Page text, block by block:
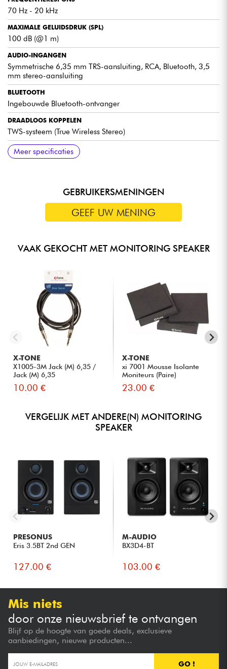
70 Hz - 20 kHz
MAXIMALE GELUIDSDRUK (SPL)
100 dB (@1 m)
AUDIO-INGANGEN
Symmetrische 6,35 mm TRS-aansluiting, RCA, Bluetooth, 3,5
mm stereo-aansluiting
BLUETOOTH
Ingebouwde Bluetooth-ontvanger
DRAADLOOS KOPPELEN
TWS-systeem (True Wireless Stereo)
UITGANGEN
Speaker OUT (actieve luidspreker)
INSTELLINGEN
Bas- en treble-regeling ±6dB
BEDIENING
AAN/UIT-knop en ingangskeuzeschakelaar
MEEGELEVERDE ACCESSOIRES
2 aansluitkabels en een netsnoer
AFMETINGEN (PER LUIDSPREKER)
241 x 163 x 179 mm
GEWICHT
9,9 kg (totaal)
Meer specificaties
GEBRUIKERSMENINGEN
GEEF UW MENING
VAAK GEKOCHT MET MONITORING SPEAKER
X-TONE
X1005-3M Jack (M) 6,35 /
Jack (M) 6,35
10.00 €
X-TONE
xi 7001 Mousse Isolante
Moniteurs (Paire)
23.00 €
VERGELIJK MET ANDERE(N) MONITORING
SPEAKER
PRESONUS
Eris 3.5BT 2nd GEN
127.00 €
M-AUDIO
BX3D4-BT
103.00 €
Mis niets
door onze nieuwsbrief te ontvangen
Blijf op de hoogte van goede deals, exclusieve
aanbiedingen, nieuwe producten...
GO !